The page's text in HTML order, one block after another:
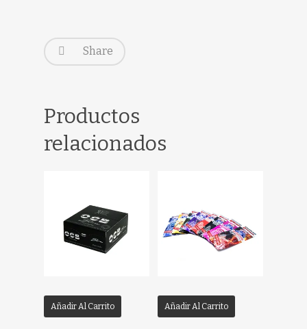
Share
Productos
relacionados
Añadir Al Carrito Añadir Al Carrito